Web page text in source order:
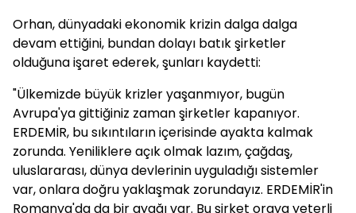
Orhan, dünyadaki ekonomik krizin dalga dalga
devam ettiğini, bundan dolayı batık şirketler
olduğuna işaret ederek, şunları kaydetti:
"Ülkemizde büyük krizler yaşanmıyor, bugün
Avrupa'ya gittiğiniz zaman şirketler kapanıyor.
ERDEMİR, bu sıkıntıların içerisinde ayakta kalmak
zorunda. Yeniliklere açık olmak lazım, çağdaş,
uluslararası, dünya devlerinin uyguladığı sistemler
var, onlara doğru yaklaşmak zorundayız. ERDEMİR'in
Romanya'da da bir ayağı var. Bu şirket oraya yeterli